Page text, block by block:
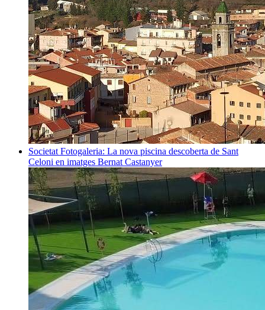
Societat Fotogaleria: La nova piscina descoberta de Sant
Celoni en imatges Bernat Castanyer